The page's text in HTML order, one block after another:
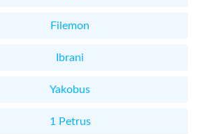
Filemon
Ibrani
Yakobus
1 Petrus